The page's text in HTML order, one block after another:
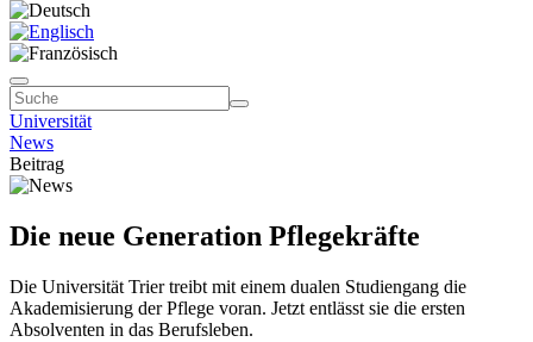
Universität
News
Beitrag
Die neue Generation Pflegekräfte
Die Universität Trier treibt mit einem dualen Studiengang die
Akademisierung der Pflege voran. Jetzt entlässt sie die ersten
Absolventen in das Berufsleben.